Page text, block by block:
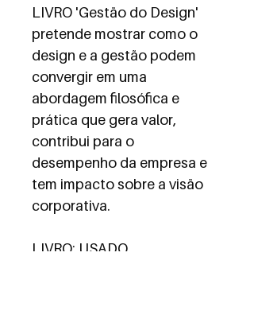
LIVRO 'Gestão do Design'
pretende mostrar como o
design e a gestão podem
convergir em uma
abordagem filosófica e
prática que gera valor,
contribui para o
desempenho da empresa e
tem impacto sobre a visão
corporativa.
LIVRO: USADO